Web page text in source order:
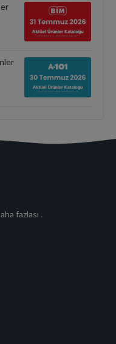
fazlası .